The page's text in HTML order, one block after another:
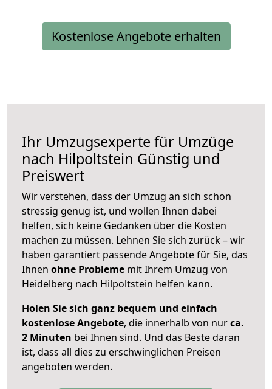
Kostenlose Angebote erhalten
Ihr Umzugsexperte für Umzüge
nach Hilpoltstein Günstig und
Preiswert
Wir verstehen, dass der Umzug an sich schon
stressig genug ist, und wollen Ihnen dabei
helfen, sich keine Gedanken über die Kosten
machen zu müssen. Lehnen Sie sich zurück – wir
haben garantiert passende Angebote für Sie, das
Ihnen ohne Probleme mit Ihrem Umzug von
Heidelberg nach Hilpoltstein helfen kann.
Holen Sie sich ganz bequem und einfach
kostenlose Angebote, die innerhalb von nurca.
2 Minuten bei Ihnen sind. Und das Beste daran
ist, dass all dies zu erschwinglichen Preisen
angeboten werden.